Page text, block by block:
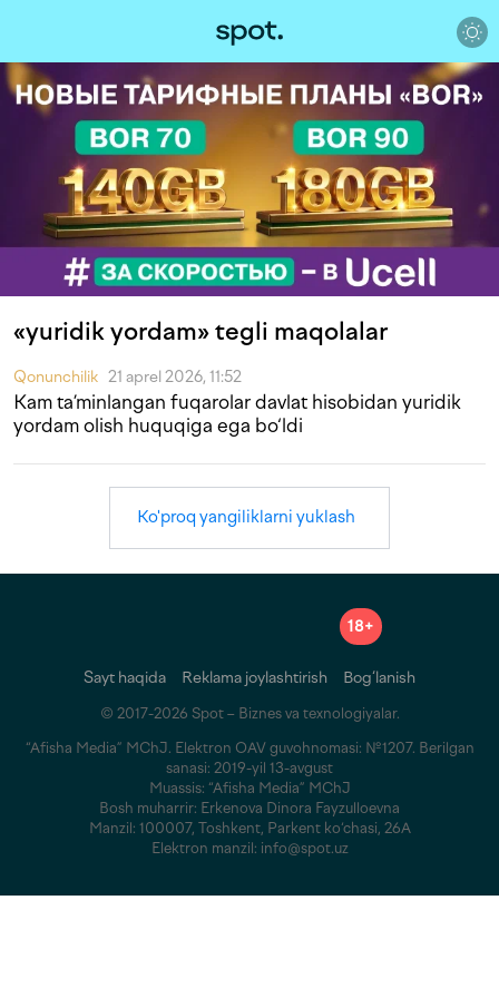
«yuridik yordam» tegli maqolalar
Qonunchilik 21 aprel 2026, 11:52
Kam ta’minlangan fuqarolar davlat hisobidan yuridik
yordam olish huquqiga ega bo‘ldi
Ko'proq yangiliklarni yuklash
18+
Sayt haqida Reklama joylashtirish Bog‘lanish
© 2017-2026 Spot – Biznes va texnologiyalar.
“Afisha Media” MChJ. Elektron OAV guvohnomasi: №1207. Berilgan
sanasi: 2019-yil 13-avgust
Muassis: “Afisha Media” MChJ
Bosh muharrir: Erkenova Dinora Fayzulloevna
Manzil: 100007, Toshkent, Parkent ko‘chasi, 26A
Elektron manzil: info@spot.uz